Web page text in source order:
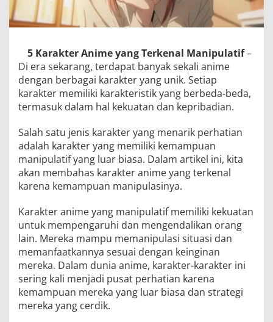
5 Karakter Anime yang Terkenal Manipulatif–
Di era sekarang, terdapat banyak sekali anime
dengan berbagai karakter yang unik. Setiap
karakter memiliki karakteristik yang berbeda-beda,
termasuk dalam hal kekuatan dan kepribadian.
Salah satu jenis karakter yang menarik perhatian
adalah karakter yang memiliki kemampuan
manipulatif yang luar biasa. Dalam artikel ini, kita
akan membahas karakter anime yang terkenal
karena kemampuan manipulasinya.
Karakter anime yang manipulatif memiliki kekuatan
untuk mempengaruhi dan mengendalikan orang
lain. Mereka mampu memanipulasi situasi dan
memanfaatkannya sesuai dengan keinginan
mereka. Dalam dunia anime, karakter-karakter ini
sering kali menjadi pusat perhatian karena
kemampuan mereka yang luar biasa dan strategi
mereka yang cerdik.